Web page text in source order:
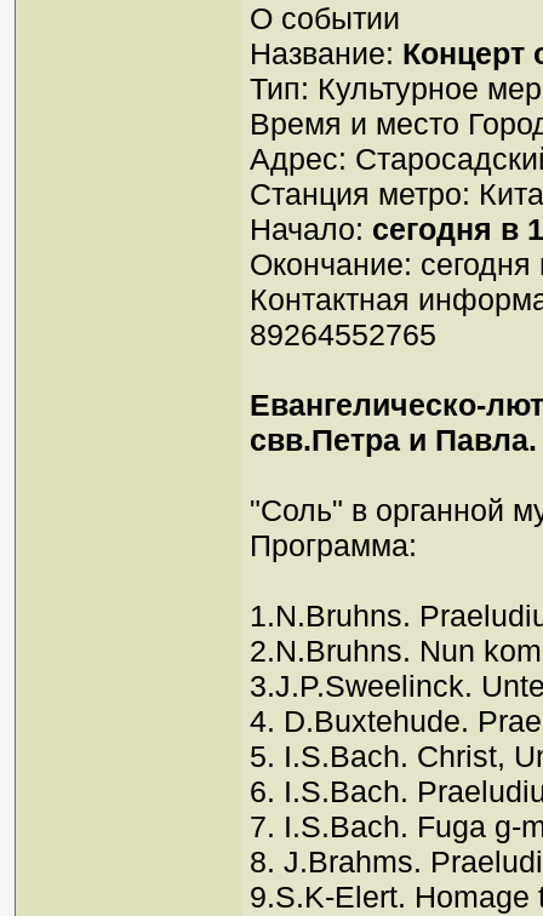
О событии
Название: Концерт
Тип: Культурное
Время и место
Адрес:
Станция метро:
Начало: сегодня в
Окончание: сегодня
Контактная
89264552765
Евангелическо-
свв.Петра и Павла.
"Соль" в органной
Программа:
1.N.Bruhns.
2.N.Bruhns. Nun
3.J.P.Sweelinck.
4. D.Buxtehude.
5. I.S.Bach. Christ,
6. I.S.Bach.
7. I.S.Bach. Fuga g-
8. J.Brahms.
9.S.K-Elert. Homage